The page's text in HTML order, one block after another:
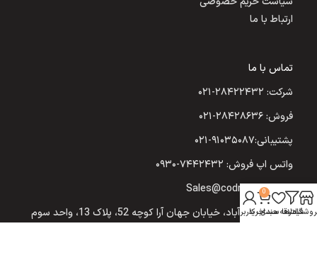
ارتباط با ما
تماس با ما
شرکت: ۲۸۴۲۲۴۳۲-۰۲۱
فروش: ۲۸۴۲۸۶۳۶-۰۲۱
پشتیبانی:۹۱۰۳۵۰۸۷-۰۲۱
واتس اپ فروش: ۷۴۴۲۴۳۲-۰۹۳۰
Sales@codnumber.com
تهران: یوسف‌آباد، خیابان جهان آرا کوچه 52، پلاک 13، واحد سوم
فیلترها
علاقه مندی
0
سبد خرید
حساب کاربری من